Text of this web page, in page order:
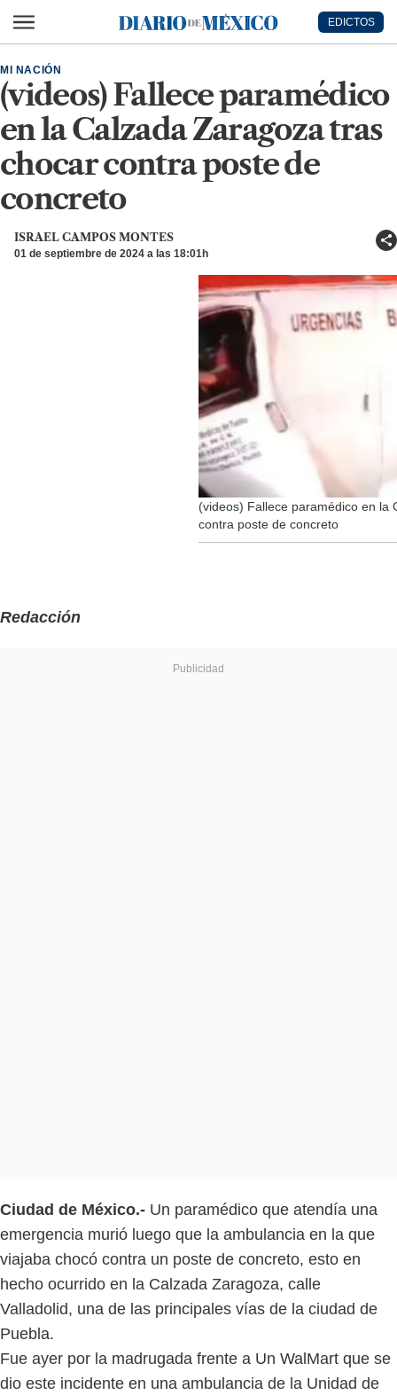
Diario de México
EDICTOS
(videos) Fallece paramédico
en la Calzada Zaragoza tras
chocar contra poste de
concreto
MI NACIÓN
ISRAEL CAMPOS MONTES
01 de septiembre de 2024 a las 18:01h
(videos) Fallece paramédico en la
contra poste de concreto
Redacción
Ciudad de México.- Un paramédico que atendía una
emergencia murió luego que la ambulancia en la que
viajaba chocó contra un poste de concreto, esto en
hecho ocurrido en la Calzada Zaragoza, calle
Valladolid, una de las principales vías de la ciudad de
Puebla.
Fue ayer por la madrugada frente a Un WalMart que se
dio este incidente en una ambulancia de la Unidad de